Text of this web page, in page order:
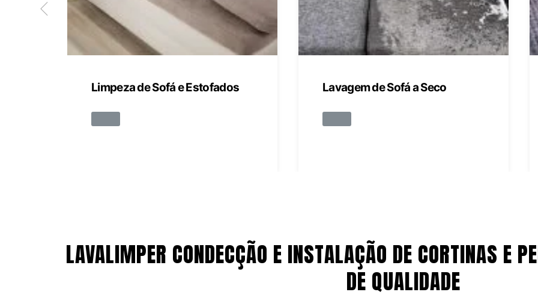
Limpeza de Sofá e Estofados Lavagem de Sofá a Seco
LAVALIMPER CONDECÇÃO E INSTALAÇÃO DE CORTINAS E
DE QUALIDADE